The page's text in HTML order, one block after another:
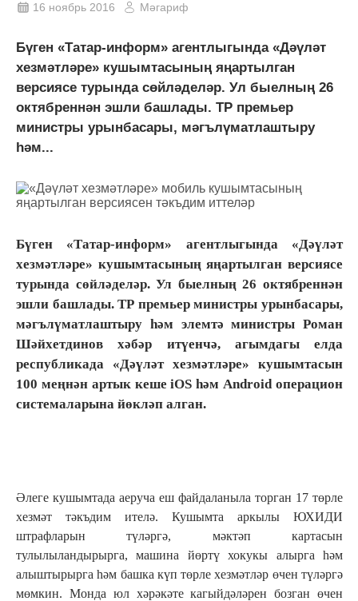
16 ноябрь 2016 Мәгариф
Бүген «Татар-информ» агентлыгында «Дәүләт
хезмәтләре» кушымтасының яңартылган
версиясе турында сөйләделәр. Ул быелның 26
октябреннән эшли башлады. ТР премьер
министры урынбасары, мәгълүматлаштыру
һәм...
Бүген «Татар-информ» агентлыгында «Дәүләт
хезмәтләре» кушымтасының яңартылган версиясе
турында сөйләделәр. Ул быелның 26 октябреннән
эшли башлады. ТР премьер министры урынбасары,
мәгълүматлаштыру һәм элемтә министры Роман
Шәйхетдинов хәбәр итүенчә, агымдагы елда
республикада «Дәүләт хезмәтләре» кушымтасын
100 меңнән артык кеше iOS һәм Android операцион
системаларына йөкләп алган.
Әлеге кушымтада аеруча еш файдаланыла торган 17 төрле
хезмәт тәкъдим ителә. Кушымта аркылы ЮХИДИ
штрафларын түләргә, мәктәп картасын
тулылыландырырга, машина йөртү хокукы алырга һәм
алыштырырга һәм башка күп төрле хезмәтләр өчен түләргә
мөмкин. Монда юл хәрәкәте кагыйдәләрен бозган өчен